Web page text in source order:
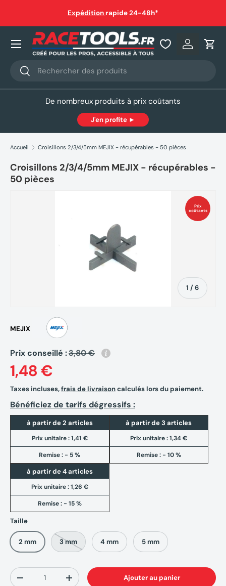
Aller au contenu
Expédition rapide 24-48h*
Recherche
Rechercher
Se
Nos produits
De nombreux produits à prix coûtants
J'en profite ►
Accueil Croisillons 2/3/4/5mm MEJIX - récupérables - 50 pièces
Croisillons 2/3/4/5mm MEJIX - récupérables -
50 pièces
Prix
coûtants
1 /de
6
MEJIX
Prix conseillé :3,80 €
1,48 €
Taxes incluses,frais de livraisoncalculés lors du paiement.
Bénéficiez de tarifs dégressifs :
à partir de 2 articles
Prix unitaire :1,41 €
Remise : - 5 %
à partir de 3 articles
Prix unitaire :1,34 €
Remise : - 10 %
à partir de 4 articles
Prix unitaire :1,26 €
Remise : - 15 %
Taille
2 mm 3 mm 4 mm 5 mm
Qté
-
+ Ajouter au panier